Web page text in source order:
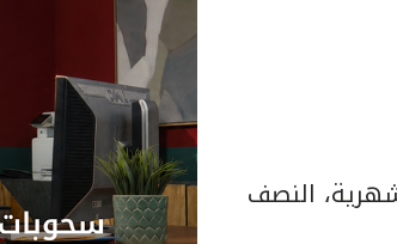
النصف